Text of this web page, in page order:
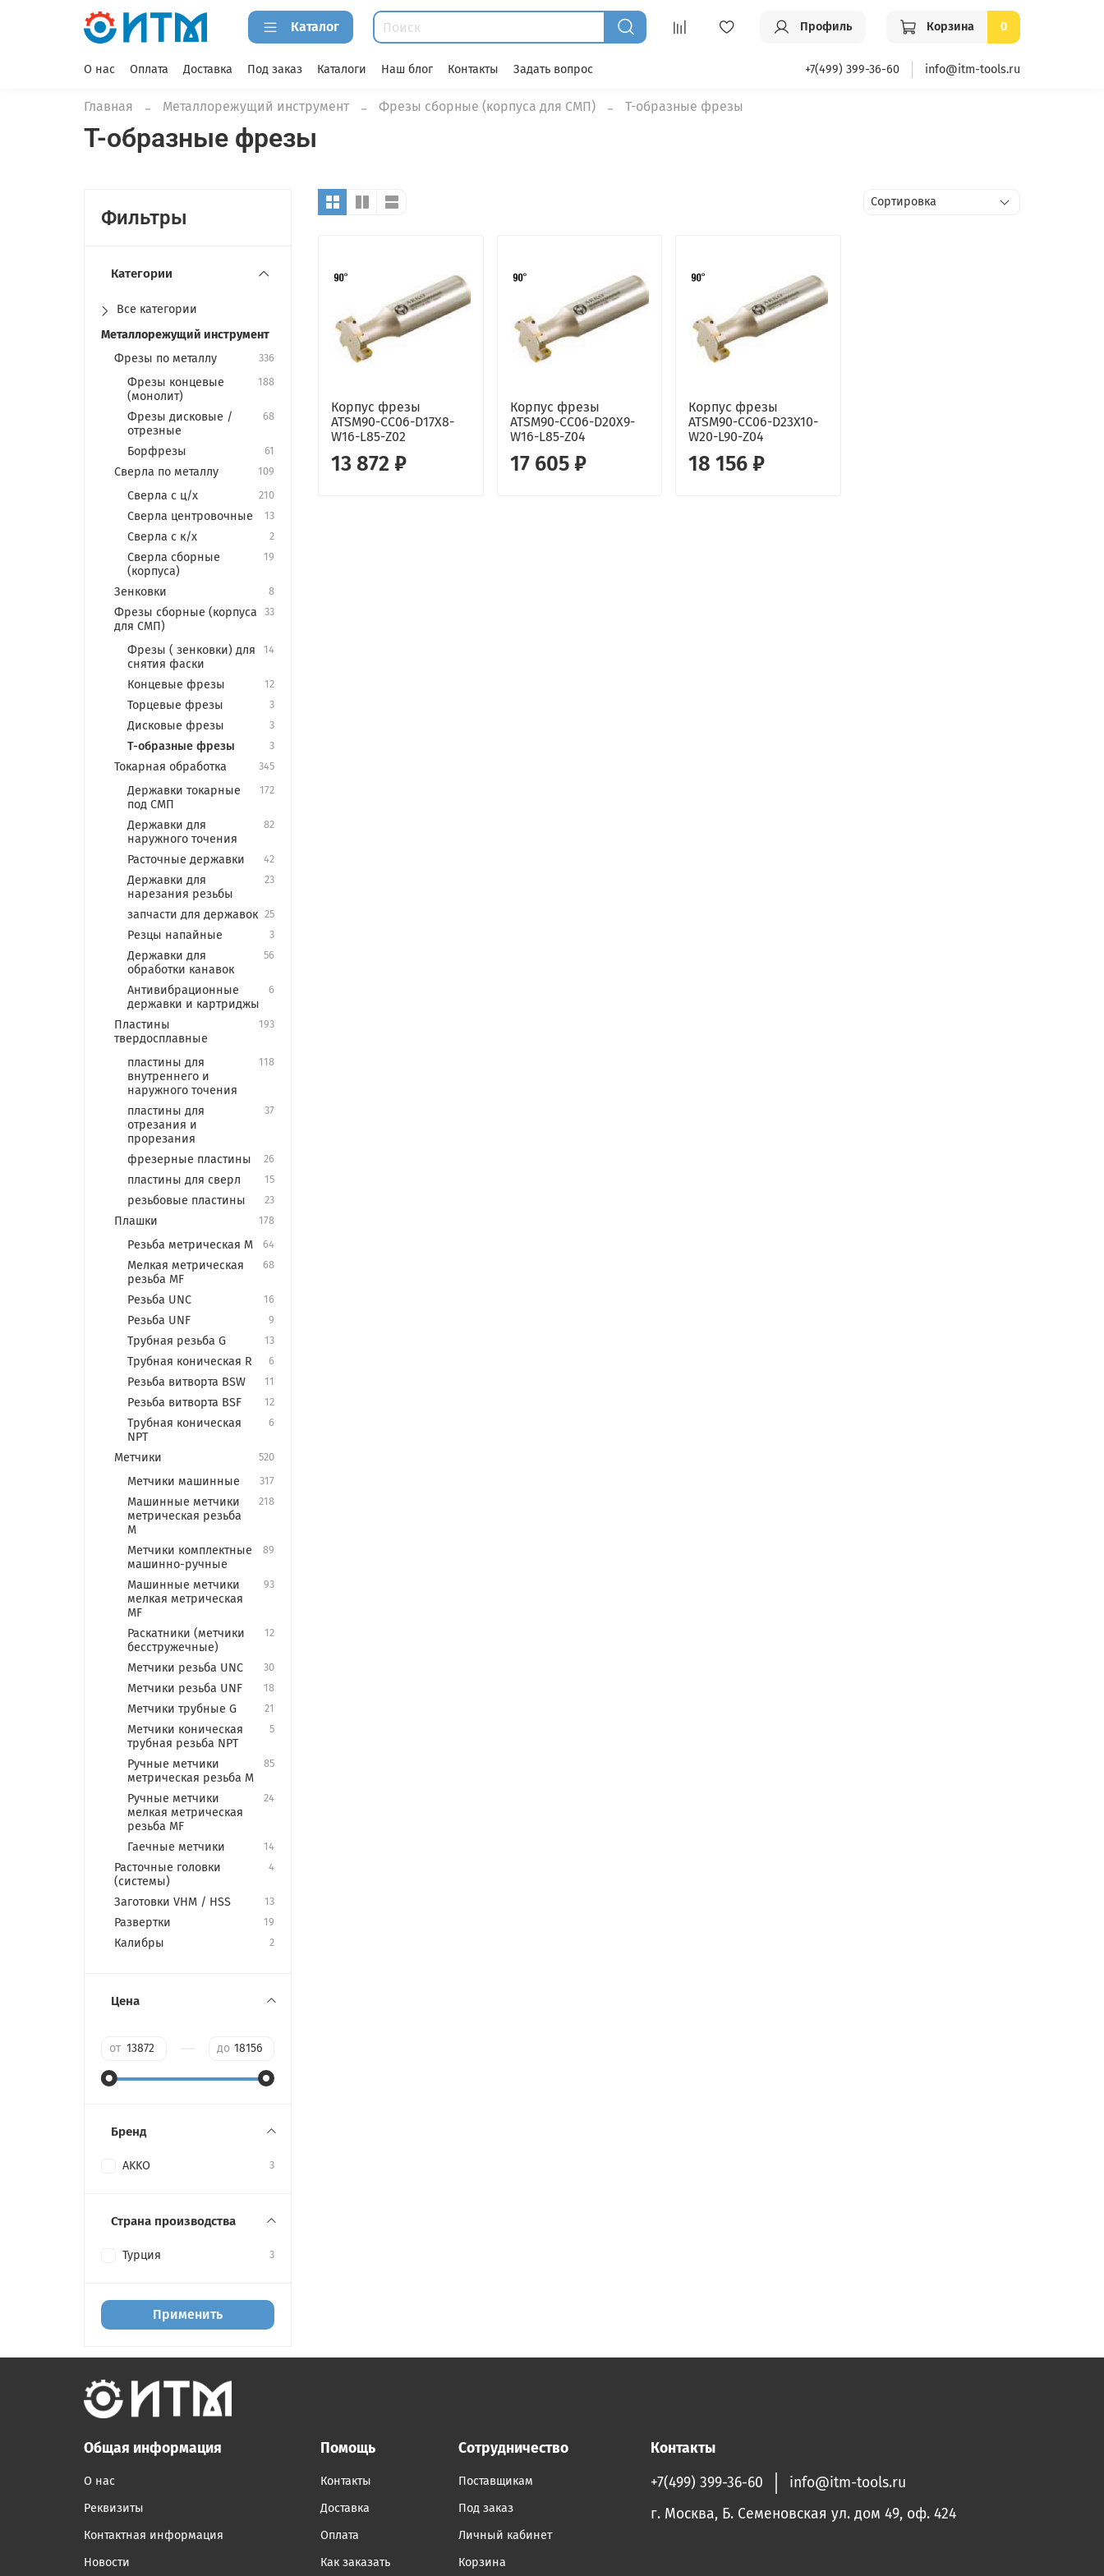
Каталог Профиль Корзина 0
О нас Оплата Доставка Под заказ Каталоги Наш блог Контакты Задать вопрос +7(499) 399-36-60 info@itm-tools.ru
Главная Металлорежущий инструмент Фрезы сборные (корпуса для СМП) T-образные фрезы
T-образные фрезы
Корпус фрезы
ATSM90-CC06-D17X8-
W16-L85-Z02
13 872 ₽
Корпус фрезы
ATSM90-CC06-D20X9-
W16-L85-Z04
17 605 ₽
Корпус фрезы
ATSM90-CC06-D23X10-
W20-L90-Z04
18 156 ₽
Фильтры
Категории
Все категории
Металлорежущий инструмент
Фрезы по металлу
336
Фрезы концевые
(монолит)
188
Фрезы дисковые /
отрезные
68
Борфрезы 61
Сверла по металлу 109
Сверла с ц/х 210
Сверла центровочные 13
Сверла с к/х 2
Сверла сборные
(корпуса)
19
Зенковки 8
Фрезы сборные (корпуса
для СМП)
33
Фрезы ( зенковки) для
снятия фаски
14
Концевые фрезы 12
Торцевые фрезы 3
Дисковые фрезы 3
T-образные фрезы 3
Токарная обработка 345
Державки токарные
под СМП
172
Державки для
наружного точения
82
Расточные державки 42
Державки для
нарезания резьбы
23
запчасти для державок 25
Резцы напайные 3
Державки для
обработки канавок
56
Антивибрационные
державки и картриджы
6
Пластины
твердосплавные
193
пластины для
внутреннего и
наружного точения
118
пластины для
отрезания и
прорезания
37
фрезерные пластины 26
пластины для сверл 15
резьбовые пластины 23
Плашки 178
Резьба метрическая М 64
Мелкая метрическая
резьба MF
68
Резьба UNC 16
Резьба UNF 9
Трубная резьба G 13
Трубная коническая R 6
Резьба витворта BSW 11
Резьба витворта BSF 12
Трубная коническая
NPT
6
Метчики 520
Метчики машинные 317
Машинные метчики
метрическая резьба
М
218
Метчики комплектные
машинно-ручные
89
Машинные метчики
мелкая метрическая
MF
93
Раскатники (метчики
бесстружечные)
12
Метчики резьба UNC 30
Метчики резьба UNF 18
Метчики трубные G 21
Метчики коническая
трубная резьба NPT
5
Ручные метчики
метрическая резьба М
85
Ручные метчики
мелкая метрическая
резьба MF
24
Гаечные метчики 14
Расточные головки
(системы)
4
Заготовки VHM / HSS 13
Развертки 19
Калибры 2
Цена
от до
Бренд
AKKO 3
Страна производства
Турция 3
Применить
Общая информация
О нас
Реквизиты
Контактная информация
Новости
Помощь
Контакты
Доставка
Оплата
Как заказать
Сотрудничество
Поставщикам
Под заказ
Личный кабинет
Корзина
Контакты
+7(499) 399-36-60
info@itm-tools.ru
г. Москва, Б. Семеновская ул. дом 49, оф. 424